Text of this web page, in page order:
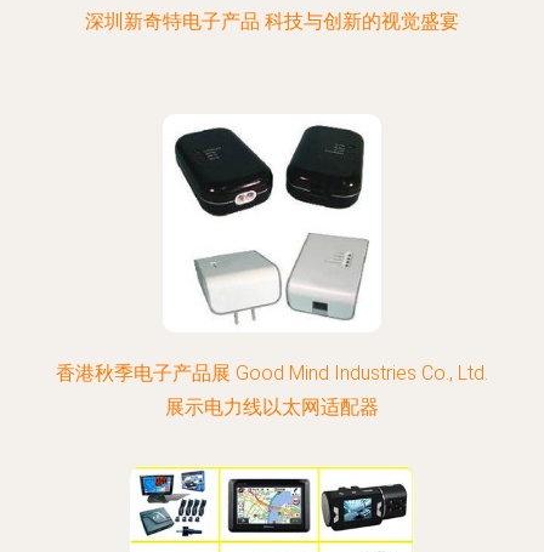
深圳新奇特电子产品 科技与创新的视觉盛宴
香港秋季电子产品展 Good Mind Industries Co., Ltd.
展示电力线以太网适配器